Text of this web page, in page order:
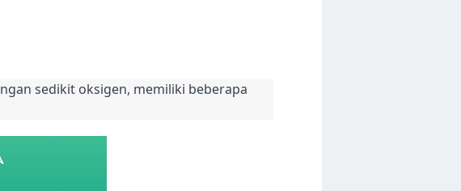
sedikit oksigen, memiliki beberapa